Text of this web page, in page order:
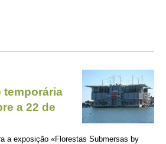
temporária
a 22 de
a exposição «Florestas Submersas by